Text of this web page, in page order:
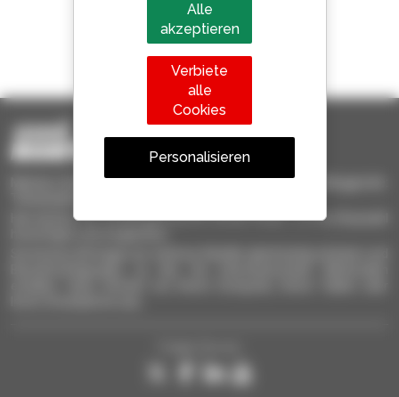
1 von 4 Teleskopladern
weltweit verkauft, ist ein Manitou
Manitou-Gebrauchtprodukte – gebrauchte Materialhandlinggeräte:
Hier können Sie schnell gebrauchte Geräte finden, zu Ihrer Auswahl
Alle
akzeptieren
Verbiete
alle
Cookies
Personalisieren